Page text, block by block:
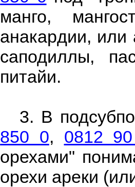
манго,
анакаpдии, или
саподиллы,
питайи.
3. В
850 0, 0812
орехами"
орехи аpеки